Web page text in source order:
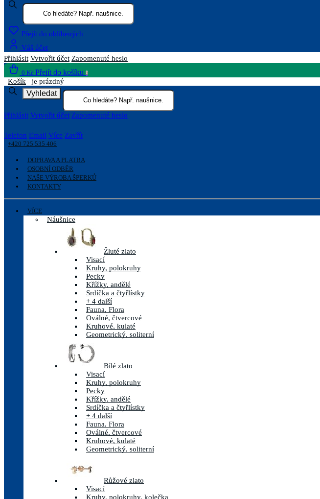
Přejít do oblíbených
Váš účet
Přihlásit Vytvořit účet Zapomenuté heslo
0 Kč Přejít do košíku 0
Košík je prázdný
Vyhledat
Přihlásit Vytvořit účet Zapomenuté heslo
Telefon Email Více Zavřít
+420 725 535 406
DOPRAVA A PLATBA
OSOBNÍ ODBĚR
NAŠE VÝROBA ŠPERKŮ
KONTAKTY
VÍCE
Náušnice
Žluté zlato
Visací
Kruhy, polokruhy
Pecky
Křížky, andělé
Srdíčka a čtyřlístky
+ 4 další
Fauna, Flora
Oválné, čtvercové
Kruhové, kulaté
Geometrický, soliterní
Bílé zlato
Visací
Kruhy, polokruhy
Pecky
Křížky, andělé
Srdíčka a čtyřlístky
+ 4 další
Fauna, Flora
Oválné, čtvercové
Kruhové, kulaté
Geometrický, soliterní
Růžové zlato
Visací
Kruhy, polokruhy, kolečka